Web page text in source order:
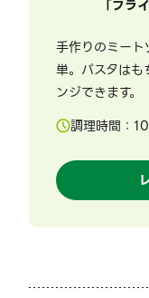
「フラ
手作りのミート
単。パスタは
ンジできます。
調理時間： 10